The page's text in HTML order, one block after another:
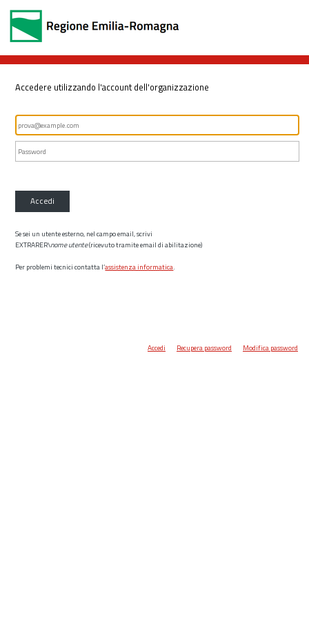
Accedere utilizzando l'account dell'organizzazione
Accedi
Se sei un utente esterno, nel campo email, scrivi
EXTRARER\nome utente(ricevuto tramite email di abilitazione)
Per problemi tecnici contatta l’assistenza informatica.
Accedi Recupera password Modifica password